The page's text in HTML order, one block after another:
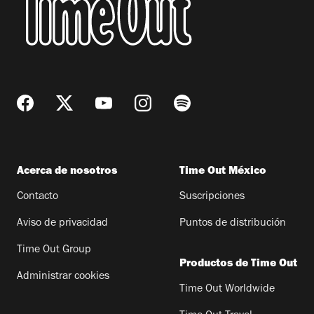
Acerca de nosotros
Contacto
Aviso de privacidad
Time Out Group
Administrar cookies
Time Out México
Suscripciones
Puntos de distribución
Productos de Time Out
Time Out Worldwide